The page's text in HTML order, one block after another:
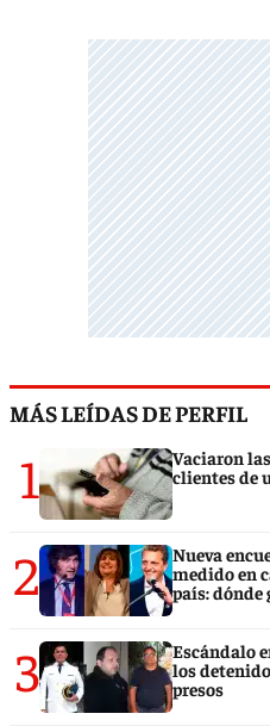
MÁS LEÍDAS DE PERFIL
1
Vaciaron
clientes de
2
Nueva
medido en
país: dónde
3
Escándalo
los
presos